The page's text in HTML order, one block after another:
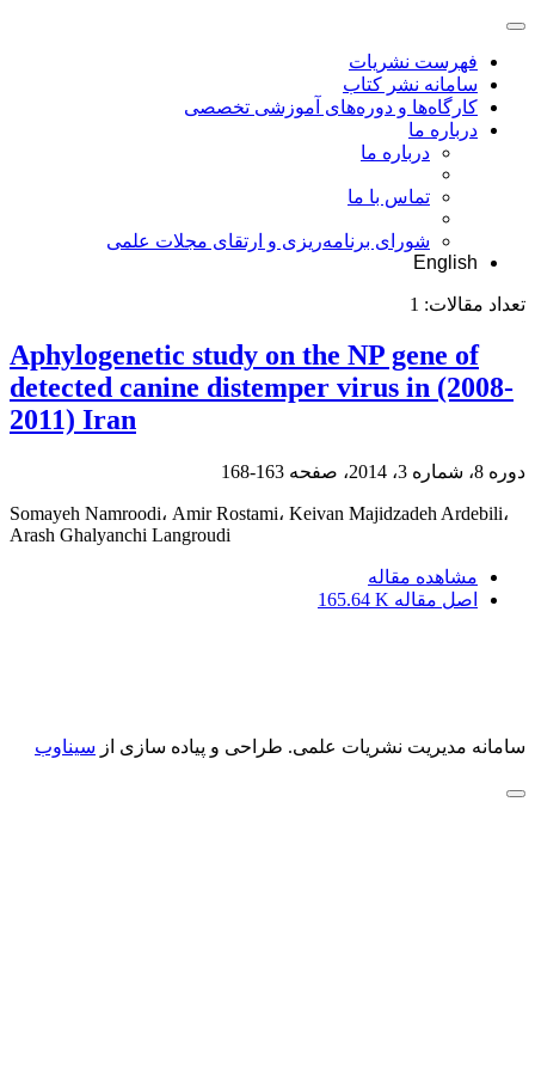
فهرست نشریات
سامانه نشر کتاب
کارگاه‌ها و دوره‌های آموزشی تخصصی
درباره ما
درباره ما
تماس با ما
شورای برنامه‌ریزی و ارتقای مجلات علمی
English
تعداد مقالات: 1
Aphylogenetic study on the NP gene of
detected canine distemper virus in (2008-
2011) Iran
دوره 8، شماره 3، 2014، صفحه 163-168
Somayeh Namroodi، Amir Rostami، Keivan Majidzadeh Ardebili،
Arash Ghalyanchi Langroudi
مشاهده مقاله
اصل مقاله 165.64 K
سامانه مدیریت نشریات علمی. طراحی و پیاده سازی از سیناوب